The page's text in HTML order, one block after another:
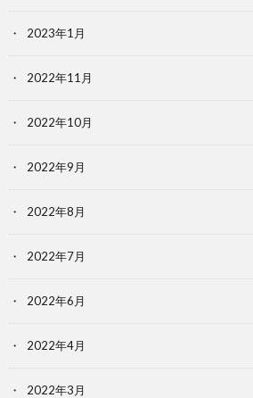
2023年1月
2022年11月
2022年10月
2022年9月
2022年8月
2022年7月
2022年6月
2022年4月
2022年3月